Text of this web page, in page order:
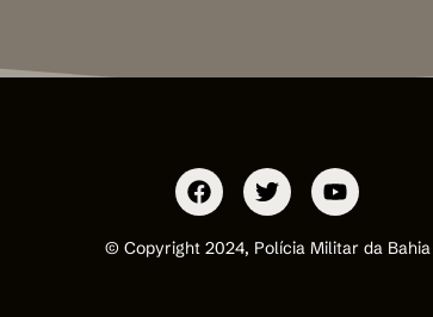
© Copyright 2024, Polícia Militar da Bahia